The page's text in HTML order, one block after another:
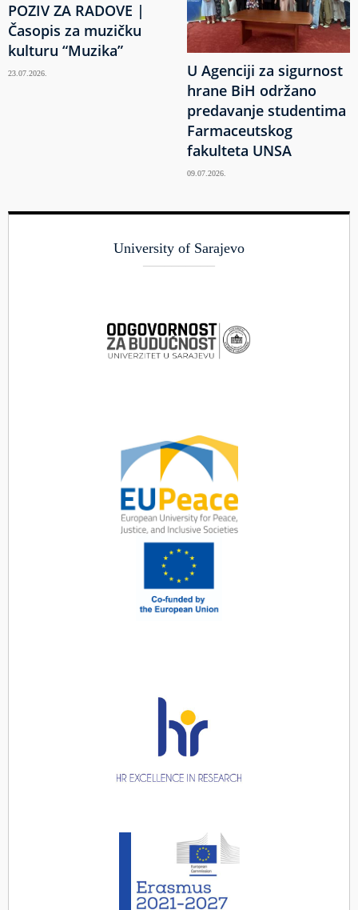
POZIV ZA RADOVE |
Časopis za muzičku
kulturu “Muzika”
23.07.2026.
U Agenciji za sigurnost
hrane BiH održano
predavanje studentima
Farmaceutskog
fakulteta UNSA
09.07.2026.
University of Sarajevo